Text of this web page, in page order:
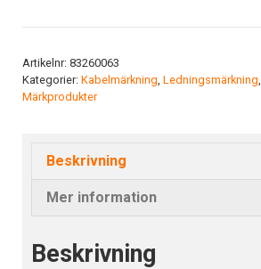
mängd
Artikelnr: 83260063
Kategorier: Kabelmärkning, Ledningsmärkning,
Märkprodukter
Beskrivning
Mer information
Beskrivning